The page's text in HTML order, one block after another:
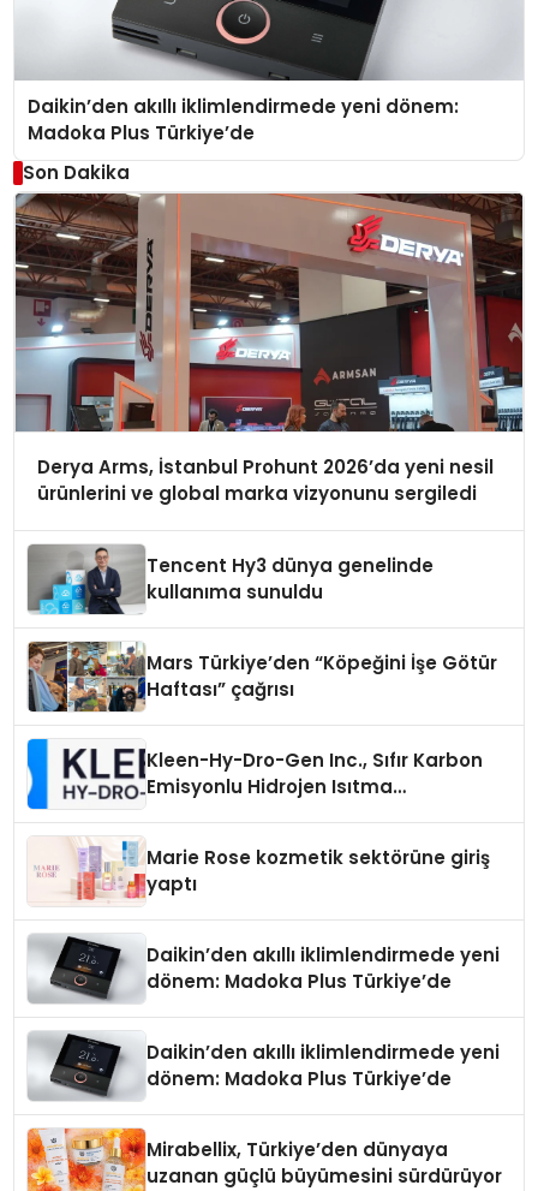
Daikin’den akıllı iklimlendirmede yeni dönem:
Madoka Plus Türkiye’de
Son Dakika
Derya Arms, İstanbul Prohunt 2026’da yeni nesil
ürünlerini ve global marka vizyonunu sergiledi
Tencent Hy3 dünya genelinde
kullanıma sunuldu
Mars Türkiye’den “Köpeğini İşe Götür
Haftası” çağrısı
Kleen-Hy-Dro-Gen Inc., Sıfır Karbon
Emisyonlu Hidrojen Isıtma
Marie Rose kozmetik sektörüne giriş
yaptı
Daikin’den akıllı iklimlendirmede yeni
dönem: Madoka Plus Türkiye’de
Daikin’den akıllı iklimlendirmede yeni
dönem: Madoka Plus Türkiye’de
Mirabellix, Türkiye’den dünyaya
uzanan güçlü büyümesini sürdürüyor